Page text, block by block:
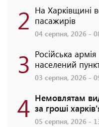
2 На Харківщині
пасажирів
04 серпня, 2026 -
3 Російська
населений
03 серпня, 2026 -
4 Немовлятам
за гроші
05 серпня, 2026 -